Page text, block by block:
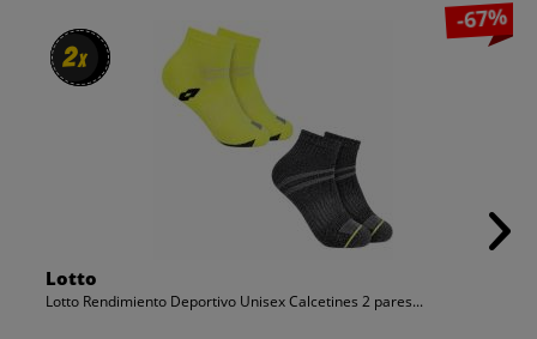
2x
2x
-67%
Lotto
Lotto Rendimiento Deportivo Unisex Calcetines 2 pares...